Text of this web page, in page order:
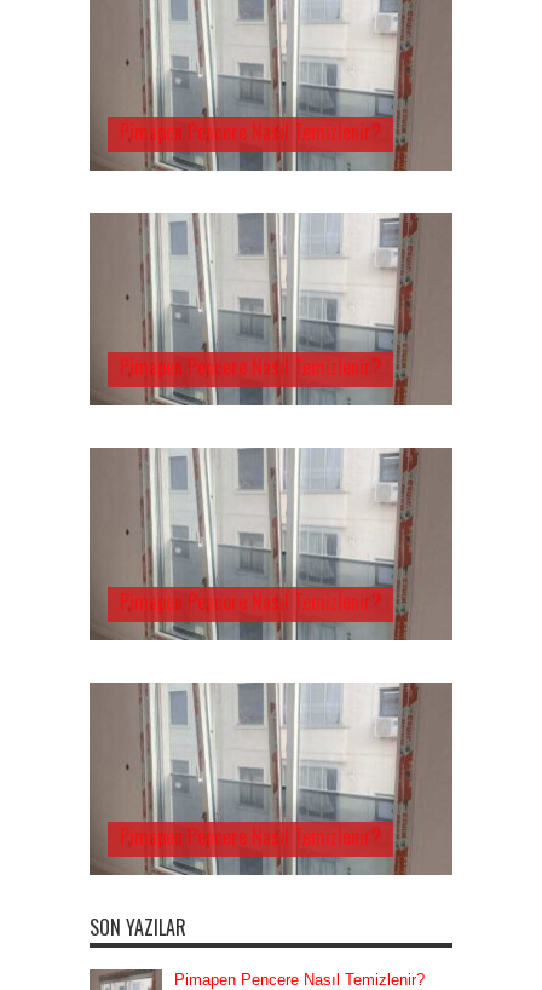
Pimapen Pencere Nasıl Temizlenir?
Pimapen Pencere Nasıl Temizlenir?
Pimapen Pencere Nasıl Temizlenir?
Pimapen Pencere Nasıl Temizlenir?
SON YAZILAR
Pimapen Pencere Nasıl Temizlenir?